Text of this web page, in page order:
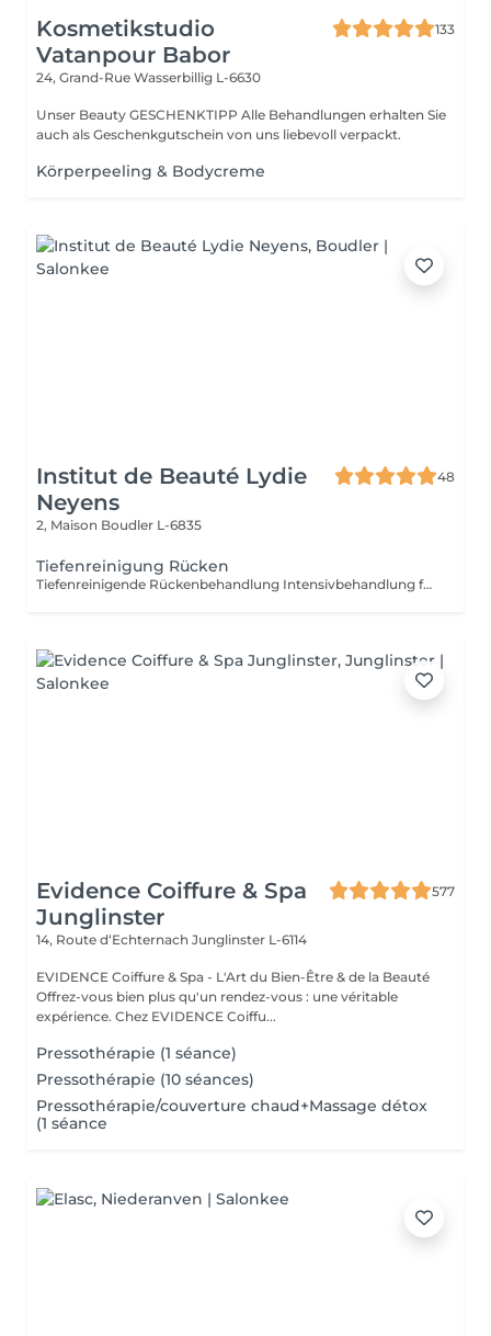
Kosmetikstudio
Vatanpour Babor
133
24, Grand-Rue Wasserbillig L-6630
Unser Beauty GESCHENKTIPP Alle Behandlungen erhalten Sie
auch als Geschenkgutschein von uns liebevoll verpackt.
Körperpeeling & Bodycreme
Institut de Beauté Lydie
Neyens
48
2, Maison Boudler L-6835
Tiefenreinigung Rücken
Tiefenreinigende Rückenbehandlung Intensivbehandlung für den Rücken für Sie und Ihn. Diese häufig vernachlässigte Körperpartie wird gepeelt, ausgereinigt und mit einer beruhigenden Rückenmaske abgeschlossen.
Evidence Coiffure & Spa
Junglinster
577
14, Route d‘Echternach Junglinster L-6114
EVIDENCE Coiffure & Spa - L'Art du Bien-Être & de la Beauté
Offrez-vous bien plus qu'un rendez-vous : une véritable
expérience. Chez EVIDENCE Coiffu...
Pressothérapie (1 séance)
Pressothérapie (10 séances)
Pressothérapie/couverture chaud+Massage détox
(1 séance